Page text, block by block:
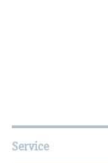
Service